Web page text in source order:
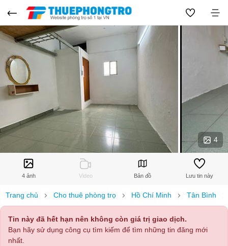
4
4 ảnh Video Bản đồ Lưu tin này
Trang chủ Cho thuê phòng trọ Hồ Chí Minh Tân Bình
Tin này đã hết hạn nên không còn giá trị giao dịch.
Bạn hãy sử dụng công cụ tìm kiếm để tìm những tin đăng mới
nhất.